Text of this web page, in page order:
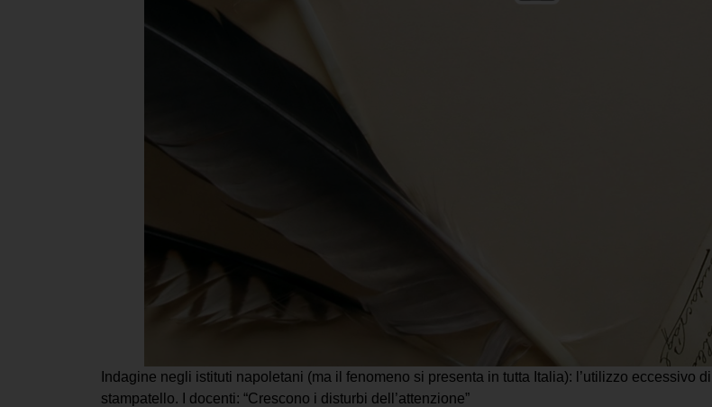
Indagine negli istituti napoletani (ma il fenomeno si presenta in tutta Italia): l’utilizzo eccessivo
stampatello. I docenti: “Crescono i disturbi dell’attenzione”